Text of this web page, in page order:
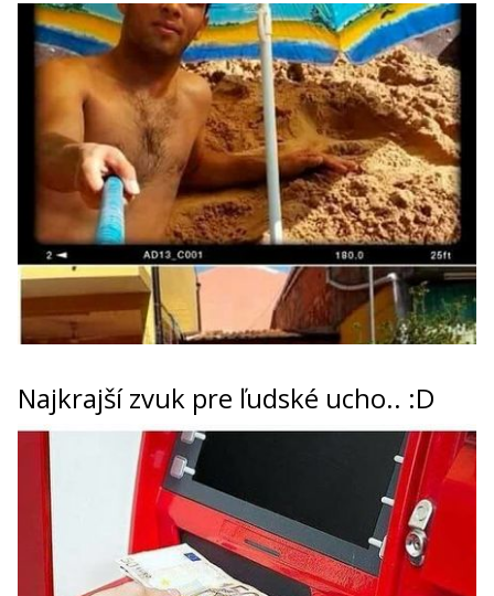
Najkrajší zvuk pre ľudské ucho.. :D